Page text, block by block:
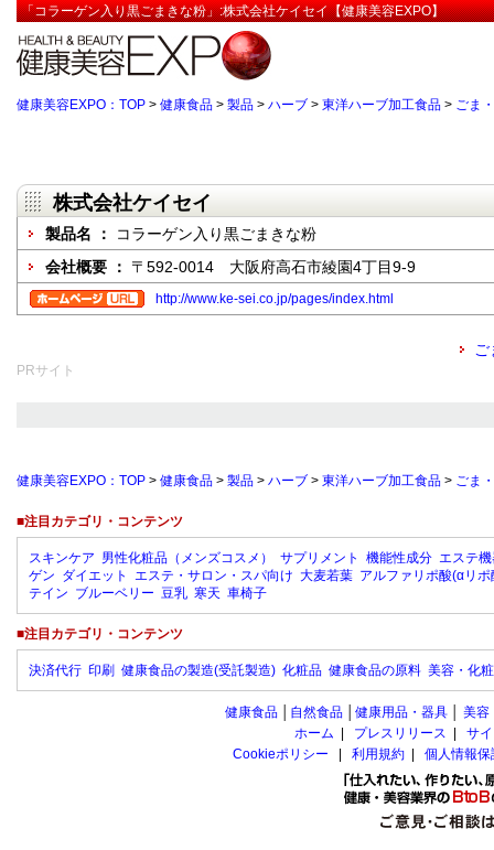
「コラーゲン入り黒ごまきな粉」:株式会社ケイセイ【健康美容EXPO】
健康美容EXPO：TOP > 健康食品 > 製品 > ハーブ > 東洋ハーブ加工食品 > ごま
株式会社ケイセイ
製品名 ：
コラーゲン入り黒ごまきな粉
会社概要 ： 〒592-0014 大阪府高石市綾園4丁目9-9
http://www.ke-sei.co.jp/pages/index.html
PRサイト
健康美容EXPO：TOP > 健康食品 > 製品 > ハーブ > 東洋ハーブ加工食品 > ごま
■注目カテゴリ・コンテンツ
スキンケア 男性化粧品（メンズコスメ） サプリメント 機能性成分 エステ
ゲン ダイエット エステ・サロン・スパ向け 大麦若葉 アルファリポ酸(αリポ
テイン ブルーベリー 豆乳 寒天 車椅子
■注目カテゴリ・コンテンツ
決済代行 印刷 健康食品の製造(受託製造) 化粧品 健康食品の原料 美容・化
健康食品 自然食品 健康用品・器具 美容
ホーム
プレスリリース
サ
Cookieポリシー
利用規約 個人情報